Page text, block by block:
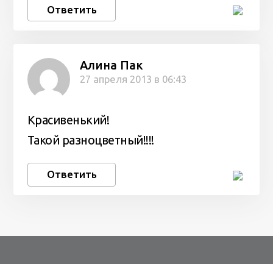
Ответить
Алина Пак
27 апреля 2013 в 06:43
Красивенький!
Такой разноцветный!!!!
Ответить